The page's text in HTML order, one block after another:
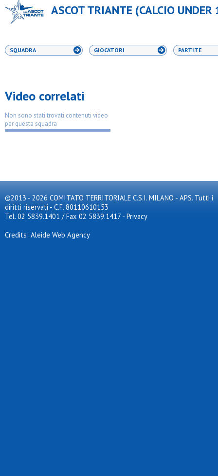
ASCOT TRIANTE (CALCIO
SQUADRA GIOCATORI PARTITE
Video correlati
Non sono stati trovati contenuti video
per questa squadra
©2013 - 2026 COMITATO TERRITORIALE C.S.I. MILANO - APS. Tutti i
diritti riservati - C.F. 80110610153
Tel. 02 5839.1401 / Fax 02 5839.1417 - Privacy
Credits: Aleide Web Agency